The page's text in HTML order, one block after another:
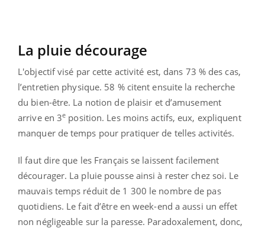
La pluie décourage
L'objectif visé par cette activité est, dans 73 % des cas,
l’entretien physique. 58 % citent ensuite la recherche
du bien-être. La notion de plaisir et d’amusement
arrive en 3e position. Les moins actifs, eux, expliquent
manquer de temps pour pratiquer de telles activités.
Il faut dire que les Français se laissent facilement
décourager. La pluie pousse ainsi à rester chez soi. Le
mauvais temps réduit de 1 300 le nombre de pas
quotidiens. Le fait d’être en week-end a aussi un effet
non négligeable sur la paresse. Paradoxalement, donc,